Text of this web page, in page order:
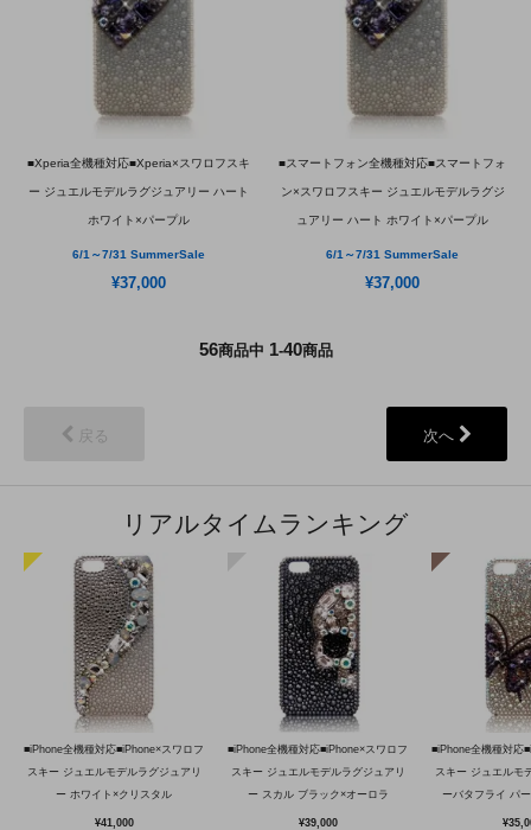
■Xperia全機種対応■Xperia×スワロフスキ
ー ジュエルモデルラグジュアリー ハート
ホワイト×パープル
6/1～7/31 SummerSale
¥37,000
■スマートフォン全機種対応■スマートフォ
ン×スワロフスキー ジュエルモデルラグジ
ュアリー ハート ホワイト×パープル
6/1～7/31 SummerSale
¥37,000
56商品中 1-40商品
戻る 次へ
リアルタイムランキング
■iPhone全機種対応■iPhone×スワロフ
スキー ジュエルモデルラグジュアリ
ー ホワイト×クリスタル
¥41,000
■iPhone全機種対応■iPhone×スワロフ
スキー ジュエルモデルラグジュアリ
ー スカル ブラック×オーロラ
¥39,000
■iPhone全機種対応
スキー ジュエルモ
ーバタフライ パ